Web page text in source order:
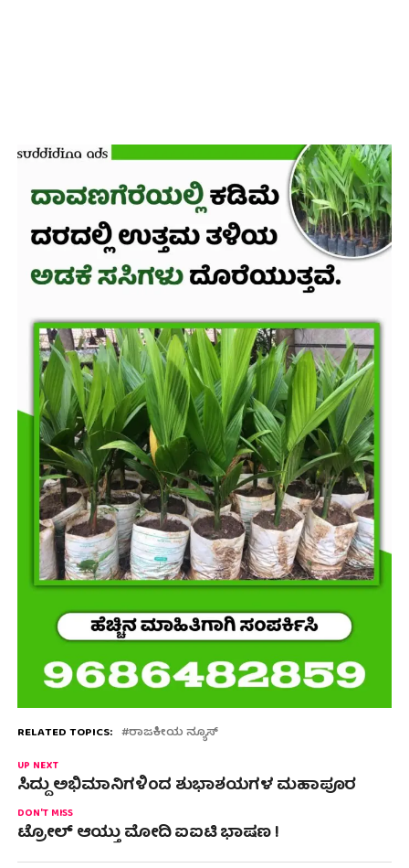
RELATED TOPICS: ರಾಜಕೀಯ ನ್ಯೂಸ್
UP NEXT
ಸಿದ್ದು ಅಭಿಮಾನಿಗಳಿಂದ ಶುಭಾಶಯಗಳ ಮಹಾಪೂರ
DON'T MISS
ಟ್ರೋಲ್ ಆಯ್ತು ಮೋದಿ ಐಐಟಿ ಭಾಷಣ !